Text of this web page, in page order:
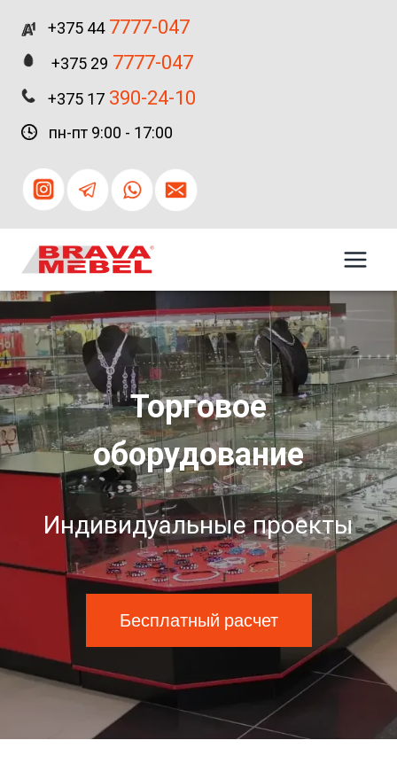
содержимому
+375 447777-047
+375 29 7777-047
+375 17 390-24-10
пн-пт 9:00 - 17:00
Торговое
оборудование
Индивидуальные проекты
Бесплатный расчет